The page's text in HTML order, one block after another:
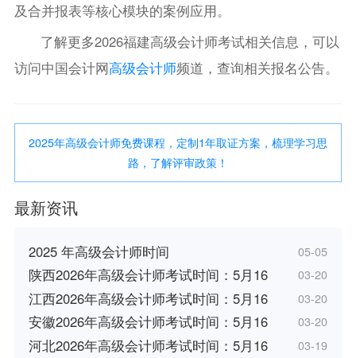
及合并报表等核心模块的案例应用。
了解更多2026福建高级会计师考试相关信息，可以
访问中国会计网高级会计师频道，查询相关报名公告。
2025年高级会计师免费课程，定制1年取证方案，梳理学习思
路，了解评审政策！
最新资讯
2025 年高级会计师时间 05-05
陕西2026年高级会计师考试时间：5月16 03-20
江西2026年高级会计师考试时间：5月16 03-20
安徽2026年高级会计师考试时间：5月16 03-20
河北2026年高级会计师考试时间：5月16 03-19